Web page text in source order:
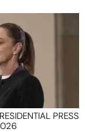
PRESS